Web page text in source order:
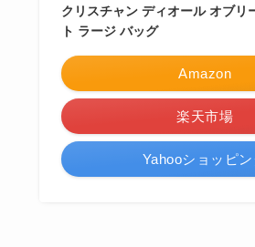
クリスチャン ディオール オブリ
ト ラージ バッグ
Amazon
楽天市場
Yahooショッピ